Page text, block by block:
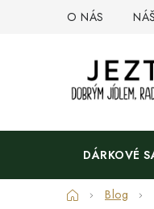
O NÁS
DÁRKOVÉ
DomůBlog